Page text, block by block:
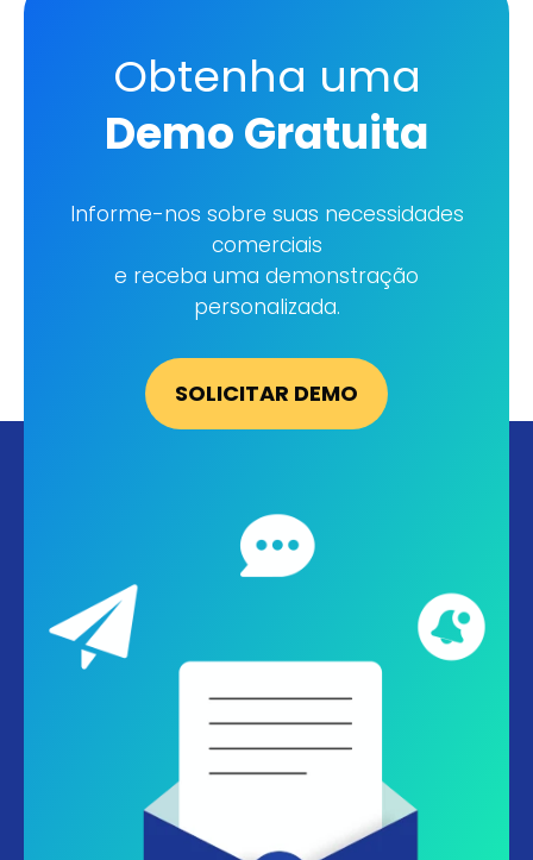
Obtenha uma
Demo Gratuita
Informe-nos sobre suas necessidades
e receba uma demonstração
personalizada.
SOLICITAR DEMO